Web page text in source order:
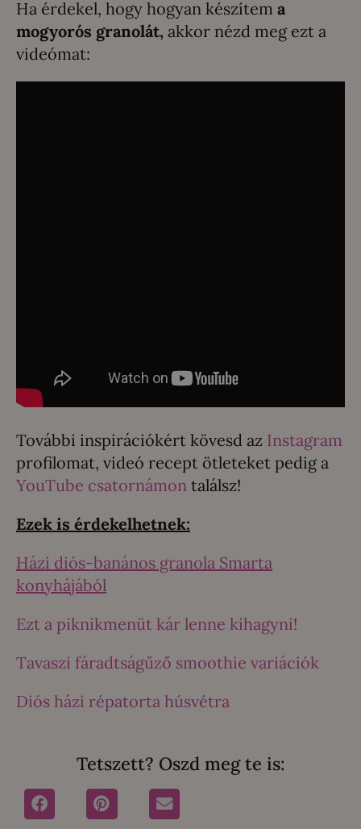
Ha érdekel, hogy hogyan készítem a
mogyorós granolát, akkor nézd meg ezt a
videómat:
További inspirációkért kövesd az Instagram
profilomat, videó recept ötleteket pedig a
YouTube csatornámon találsz!
Ezek is érdekelhetnek:
Házi diós-banános granola Smarta
konyhájából
Ezt a piknikmenüt kár lenne kihagyni!
Tavaszi fáradtságűző smoothie variációk
Diós házi répatorta húsvétra
Tetszett? Oszd meg te is: